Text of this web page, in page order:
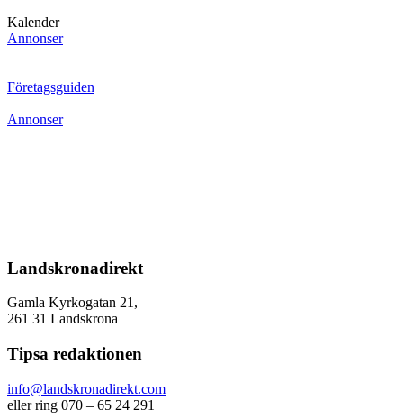
Kalender
Annonser
Företagsguiden
Annonser
Landskronadirekt
Gamla Kyrkogatan 21,
261 31 Landskrona
Tipsa redaktionen
info@landskronadirekt.com
eller ring 070 – 65 24 291